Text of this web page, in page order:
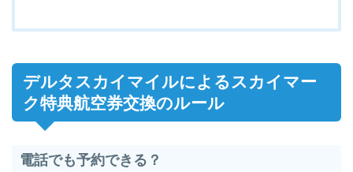
デルタスカイマイルによるスカイマー
ク特典航空券交換のルール
電話でも予約できる？